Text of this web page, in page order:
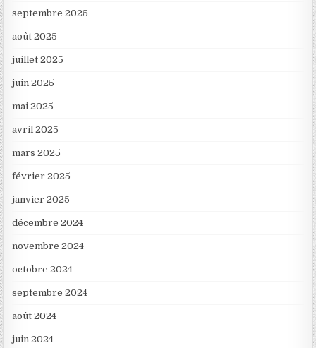
septembre 2025
août 2025
juillet 2025
juin 2025
mai 2025
avril 2025
mars 2025
février 2025
janvier 2025
décembre 2024
novembre 2024
octobre 2024
septembre 2024
août 2024
juin 2024